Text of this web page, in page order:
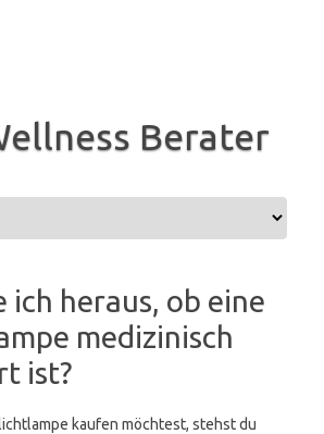
Berater
ich heraus, ob eine
medizinisch
ist?
kaufen möchtest, stehst du